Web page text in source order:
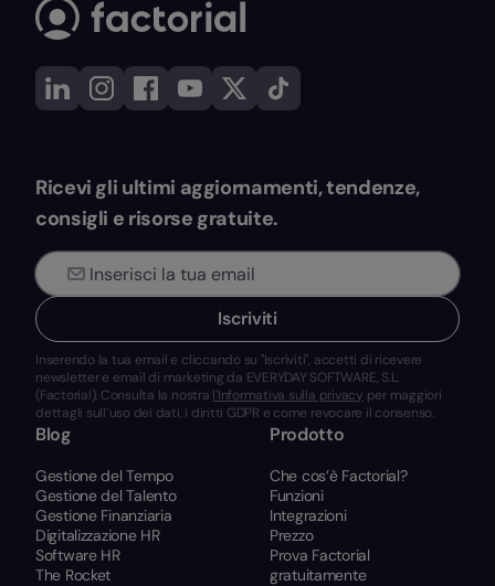
Ricevi gli ultimi aggiornamenti, tendenze,
consigli e risorse gratuite.
Iscriviti
Inserendo la tua email e cliccando su "Iscriviti", accetti di ricevere
newsletter e email di marketing da EVERYDAY SOFTWARE, S.L.
(Factorial). Consulta la nostra l'Informativa sulla privacy per maggiori
dettagli sull’uso dei dati, i diritti GDPR e come revocare il consenso.
Blog
Gestione del Tempo
Gestione del Talento
Gestione Finanziaria
Digitalizzazione HR
Software HR
The Rocket
Prodotto
Che cos’è Factorial?
Funzioni
Integrazioni
Prezzo
Prova Factorial
gratuitamente